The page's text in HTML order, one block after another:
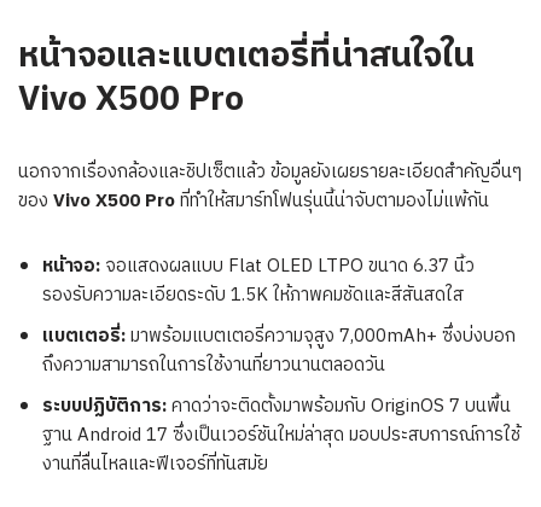
หน้าจอและแบตเตอรี่ที่น่าสนใจใน
Vivo X500 Pro
นอกจากเรื่องกล้องและชิปเซ็ตแล้ว ข้อมูลยังเผยรายละเอียดสำคัญอื่นๆ
ของ Vivo X500 Proที่ทำให้สมาร์ทโฟนรุ่นนี้น่าจับตามองไม่แพ้กัน
หน้าจอ: จอแสดงผลแบบ Flat OLED LTPO ขนาด 6.37 นิ้ว
รองรับความละเอียดระดับ 1.5K ให้ภาพคมชัดและสีสันสดใส
แบตเตอรี่:มาพร้อมแบตเตอรี่ความจุสูง 7,000mAh+ ซึ่งบ่งบอก
ถึงความสามารถในการใช้งานที่ยาวนานตลอดวัน
ระบบปฏิบัติการ:คาดว่าจะติดตั้งมาพร้อมกับ OriginOS 7 บนพื้น
ฐาน Android 17 ซึ่งเป็นเวอร์ชันใหม่ล่าสุด มอบประสบการณ์การใช้
งานที่ลื่นไหลและฟีเจอร์ที่ทันสมัย